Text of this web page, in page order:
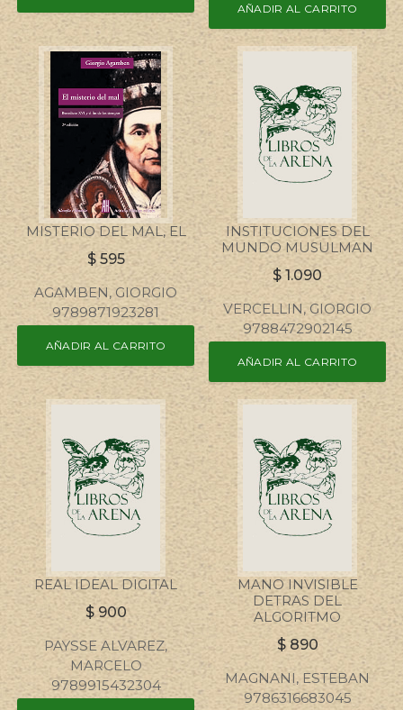
AÑADIR AL CARRITO
MISTERIO DEL MAL, EL
$ 595
AGAMBEN, GIORGIO
9789871923281
AÑADIR AL CARRITO
INSTITUCIONES DEL
MUNDO MUSULMAN
$ 1.090
VERCELLIN, GIORGIO
9788472902145
AÑADIR AL CARRITO
REAL IDEAL DIGITAL
$900
PAYSSE ALVAREZ,
MARCELO
9789915432304
MANO INVISIBLE
DETRAS DEL
ALGORITMO
$ 890
MAGNANI, ESTEBAN
9786316683045